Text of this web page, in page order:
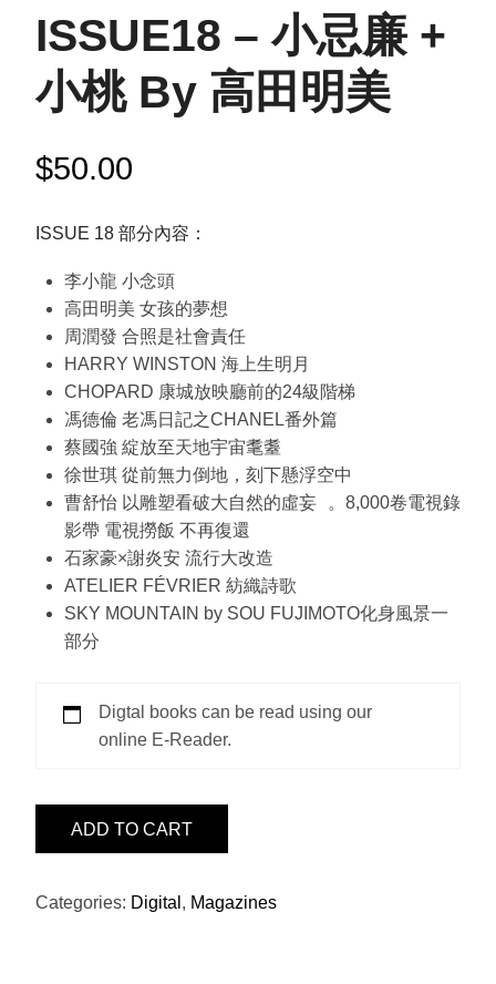
ISSUE18 – 小忌廉 +
小桃 By 高田明美
$50.00
ISSUE 18 部分內容：
李小龍 小念頭
高田明美 女孩的夢想
周潤發 合照是社會責任
HARRY WINSTON 海上生明月
CHOPARD 康城放映廳前的24級階梯
馮德倫 老馮日記之CHANEL番外篇
蔡國強 綻放至天地宇宙耄耋
徐世琪 從前無力倒地，刻下懸浮空中
曹舒怡 以雕塑看破大自然的虛妄 。8,000卷電視錄
影帶 電視撈飯 不再復還
石家豪×謝炎安 流行大改造
ATELIER FÉVRIER 紡織詩歌
SKY MOUNTAIN by SOU FUJIMOTO化身風景一
部分
Digtal books can be read using our
online E-Reader.
忌
ADD TO CART
Categories: Digital , Magazines